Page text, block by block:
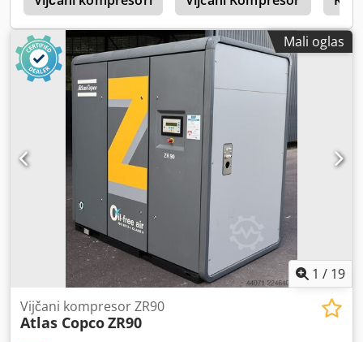
Mali oglas
1 / 19
Vijčani kompresor ZR90
Atlas CopcoZR90